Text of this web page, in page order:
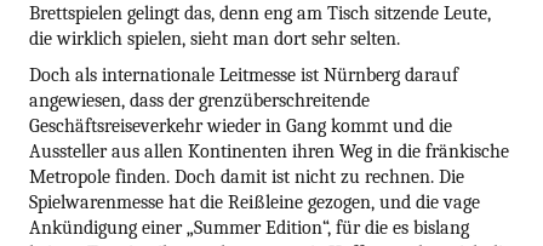
Brettspielen gelingt das, denn eng am Tisch sitzende Leute,
die wirklich spielen, sieht man dort sehr selten.
Doch als internationale Leitmesse ist Nürnberg darauf
angewiesen, dass der grenzüberschreitende
Geschäftsreiseverkehr wieder in Gang kommt und die
Aussteller aus allen Kontinenten ihren Weg in die fränkische
Metropole finden. Doch damit ist nicht zu rechnen. Die
Spielwarenmesse hat die Reißleine gezogen, und die vage
Ankündigung einer „Summer Edition“, für die es bislang